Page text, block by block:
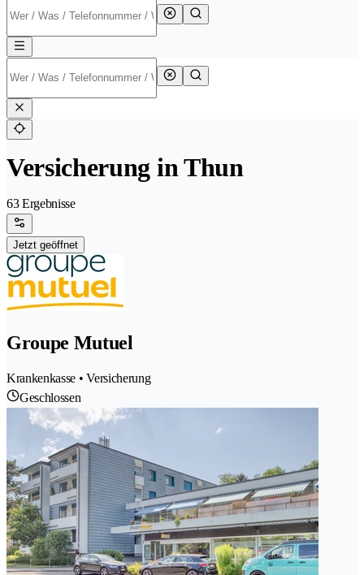
Versicherung in Thun
63 Ergebnisse
Jetzt geöffnet
Groupe Mutuel
Krankenkasse • Versicherung
Geschlossen